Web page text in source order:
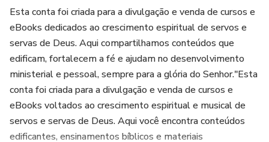
✔ Missionários
✔ Líderes de célula
✔ Professores da EBD
✔ Pregadores iniciantes e experientes
💡 **BENEFÍCIOS:**
Esta conta foi criada para a divulgação e venda de cursos e
eBooks dedicados ao crescimento espiritual de servos e
servas de Deus. Aqui compartilhamos conteúdos que
edificam, fortalecem a fé e ajudam no desenvolvimento
ministerial e pessoal, sempre para a glória do Senhor."Esta
conta foi criada para a divulgação e venda de cursos e
eBooks voltados ao crescimento espiritual e musical de
servos e servas de Deus. Aqui você encontra conteúdos
edificantes, ensinamentos bíblicos e materiais